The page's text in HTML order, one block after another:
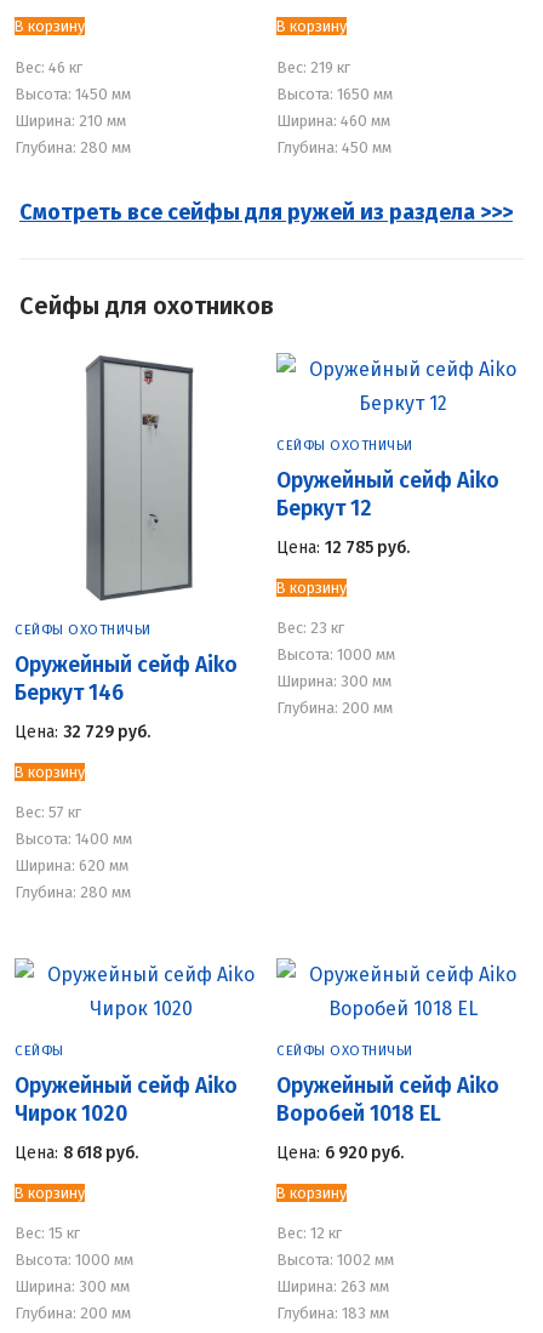
В корзину
Вес: 46 кг
Высота: 1450 мм
Ширина: 210 мм
Глубина: 280 мм
В корзину
Вес: 219 кг
Высота: 1650 мм
Ширина: 460 мм
Глубина: 450 мм
Смотреть все сейфы для ружей из раздела >>>
Сейфы для охотников
СЕЙФЫ ОХОТНИЧЬИ
Оружейный сейф Aiko
Беркут 146
Цена: 32 729 руб.
В корзину
Вес: 57 кг
Высота: 1400 мм
Ширина: 620 мм
Глубина: 280 мм
СЕЙФЫ ОХОТНИЧЬИ
Оружейный сейф Aiko
Беркут 12
Цена: 12 785 руб.
В корзину
Вес: 23 кг
Высота: 1000 мм
Ширина: 300 мм
Глубина: 200 мм
СЕЙФЫ
Оружейный сейф Aiko
Чирок 1020
Цена: 8 618 руб.
В корзину
Вес: 15 кг
Высота: 1000 мм
Ширина: 300 мм
Глубина: 200 мм
СЕЙФЫ ОХОТНИЧЬИ
Оружейный сейф Aiko
Воробей 1018 EL
Цена: 6 920 руб.
В корзину
Вес: 12 кг
Высота: 1002 мм
Ширина: 263 мм
Глубина: 183 мм